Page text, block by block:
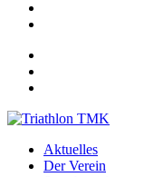
Aktuelles
Der Verein